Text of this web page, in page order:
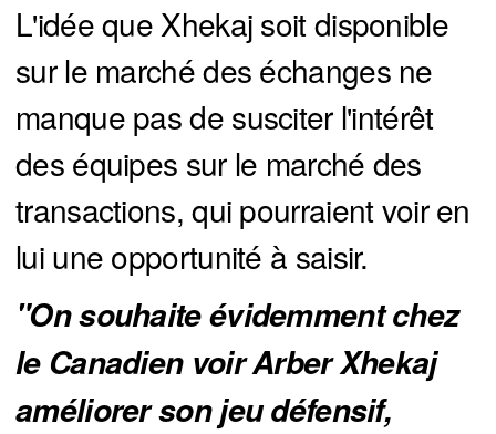
L'idée que Xhekaj soit disponible
sur le marché des échanges ne
manque pas de susciter l'intérêt
des équipes sur le marché des
transactions, qui pourraient voir en
lui une opportunité à saisir.
"On souhaite évidemment chez
le Canadien voir Arber Xhekaj
améliorer son jeu défensif,